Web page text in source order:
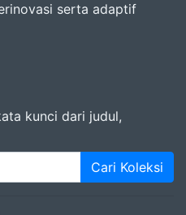
serta adaptif
kunci dari judul,
Cari Koleksi